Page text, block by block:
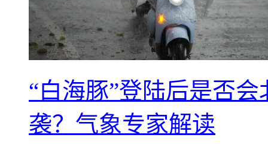
“白海豚”登陆后是否
袭？气象专家解读